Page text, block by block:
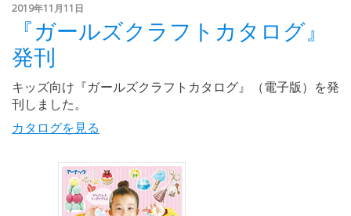
2019年11月11日
『ガールズクラフトカタログ』
発刊
キッズ向け『ガールズクラフトカタログ』（電子版）を発
刊しました。
カタログを見る